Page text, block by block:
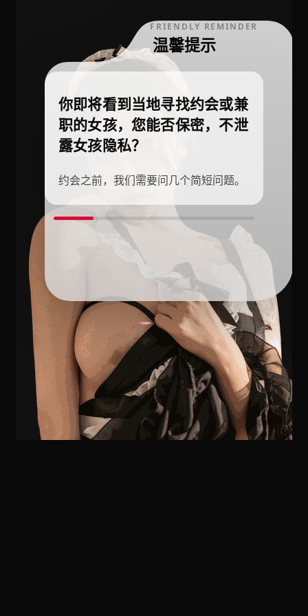
FRIENDLY REMINDER
温馨提示
你即将看到当地寻找约会或兼
职的女孩，您能否保密，不泄
露女孩隐私？
约会之前，我们需要问几个简短问题。